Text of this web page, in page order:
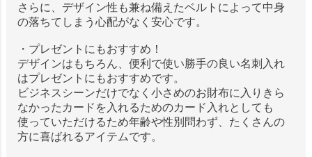
さらに、デザイン性も兼ね備えたベルトによって中身
の落ちてしまう心配がなく安心です。
・プレゼントにもおすすめ！
デザインはもちろん、便利で使い勝手の良い名刺入れ
はプレゼントにもおすすめです。
ビジネスシーンだけでなく小さめのお財布に入りきら
なかったカードを入れるためのカード入れとしても
使っていただけるため年齢や性別問わず、たくさんの
方に喜ばれるアイテムです。